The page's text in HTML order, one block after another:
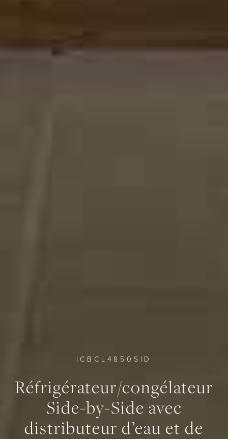
0 0 0
ICBCL4850SID
Réfrigérateur/congélateur
Side-by-Side avec
distributeur d’eau et de